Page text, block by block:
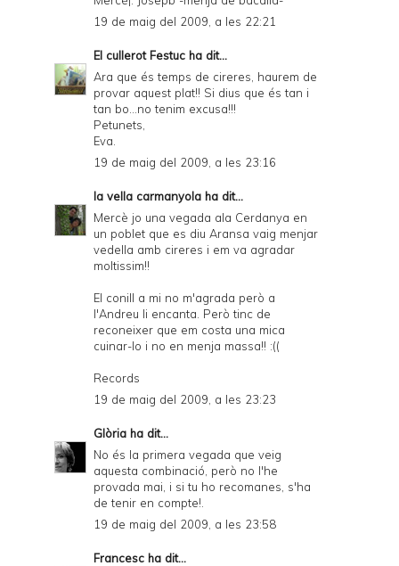
19 de maig del 2009, a les 22:21
El cullerot Festuc ha dit...
Ara que és temps de cireres, haurem de
provar aquest plat!! Si dius que és tan i
tan bo...no tenim excusa!!!
Petunets,
Eva.
19 de maig del 2009, a les 23:16
la vella carmanyola ha dit...
Mercè jo una vegada ala Cerdanya en
un poblet que es diu Aransa vaig menjar
vedella amb cireres i em va agradar
moltissim!!
El conill a mi no m'agrada però a
l'Andreu li encanta. Però tinc de
reconeixer que em costa una mica
cuinar-lo i no en menja massa!! :((
Records
19 de maig del 2009, a les 23:23
Glòria ha dit...
No és la primera vegada que veig
aquesta combinació, però no l'he
provada mai, i si tu ho recomanes, s'ha
de tenir en compte!.
19 de maig del 2009, a les 23:58
Francesc ha dit...